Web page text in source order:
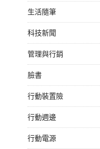
生活隨筆
科技新聞
管理與行銷
臉書
行動裝置險
行動週邊
行動電源